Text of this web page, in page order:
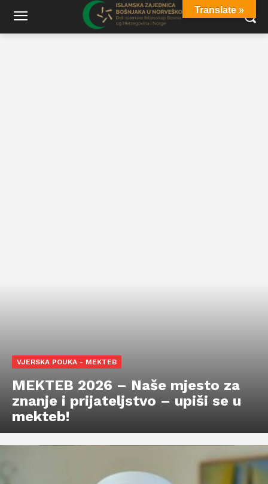
VJERSKA POUKA - MEKTEB
MEKTEB 2026 – Naše mjesto za
znanje i prijateljstvo – upiši se u
mekteb!
Translate »